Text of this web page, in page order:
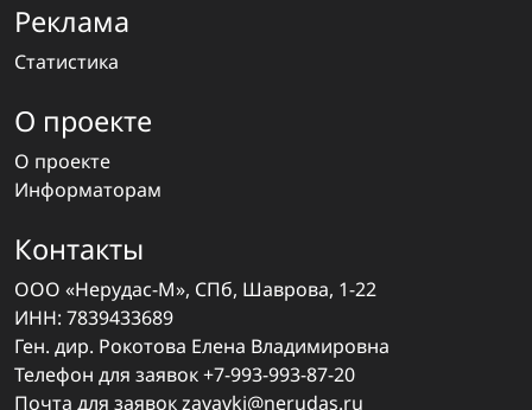
Реклама
Статистика
О проекте
О проекте
Информаторам
Контакты
ООО «Нерудас-М», СПб, Шаврова, 1-22
ИНН: 7839433689
Ген. дир. Рокотова Елена Владимировна
Телефон для заявок+7-993-993-87-20
Почта для заявокzayavki@nerudas.ru